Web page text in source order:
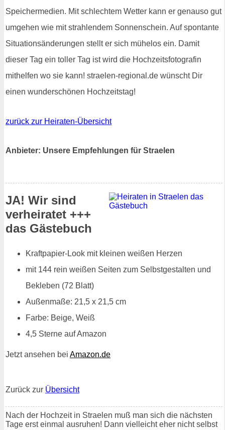
Speichermedien. Mit schlechtem Wetter kann er genauso gut
umgehen wie mit strahlendem Sonnenschein. Auf spontante
Situationsänderungen stellt er sich mühelos ein. Damit
dieser Tag ein toller Tag ist wird die Hochzeitsfotografin
mithelfen wo sie kann! straelen-regional.de wünscht Dir
einen wunderschönen Hochzeitstag!
zurück zur Heiraten-Übersicht
Anbieter: Unsere Empfehlungen für Straelen
JA! Wir sind
verheiratet +++
das Gästebuch
Kraftpapier-Look mit kleinen weißen Herzen
mit 144 rein weißen Seiten zum Selbstgestalten und
Bekleben (72 Blatt)
Außenmaße: 21,5 x 21,5 cm
Farbe: Beige, Weiß
4,5 Sterne auf Amazon
Jetzt ansehen bei Amazon.de
Zurück zur Übersicht
Nach der Hochzeit in Straelen muß man sich die nächsten
Tage erst einmal ausruhen! Dann vielleicht eher nicht selbst